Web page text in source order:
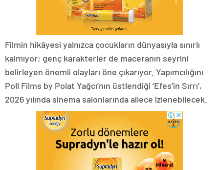
Filmin hikâyesi yalnızca çocukların dünyasıyla sınırlı
kalmıyor; genç karakterler de maceranın seyrini
belirleyen önemli olayları öne çıkarıyor. Yapımcılığını
Poll Films by Polat Yağcı’nın üstlendiği ‘Efes’in Sırrı’,
2026 yılında sinema salonlarında ailece izlenebilecek.